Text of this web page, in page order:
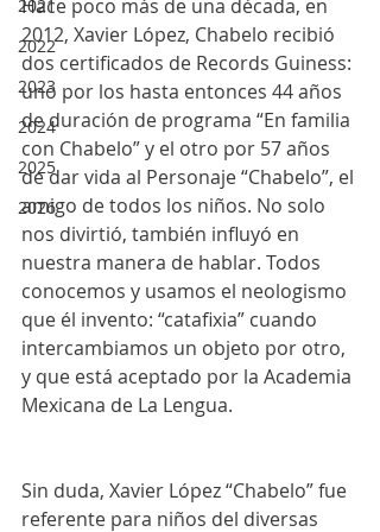
2021
2022
2023
2024
2025
2026
Hace poco más de una década, en
2012, Xavier López, Chabelo recibió
dos certificados de Records Guiness:
uno por los hasta entonces 44 años
de duración de programa “En familia
con Chabelo” y el otro por 57 años
de dar vida al Personaje “Chabelo”, el
amigo de todos los niños. No solo
nos divirtió, también influyó en
nuestra manera de hablar. Todos
conocemos y usamos el neologismo
que él invento: “catafixia” cuando
intercambiamos un objeto por otro,
y que está aceptado por la Academia
Mexicana de La Lengua.
Sin duda, Xavier López “Chabelo” fue
referente para niños del diversas